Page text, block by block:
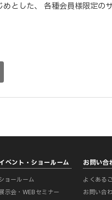
とした、 各種会員様限定の
ベント・ショールーム
ョールーム
示会・WEBセミナー
お問い合
よくある
お問い合